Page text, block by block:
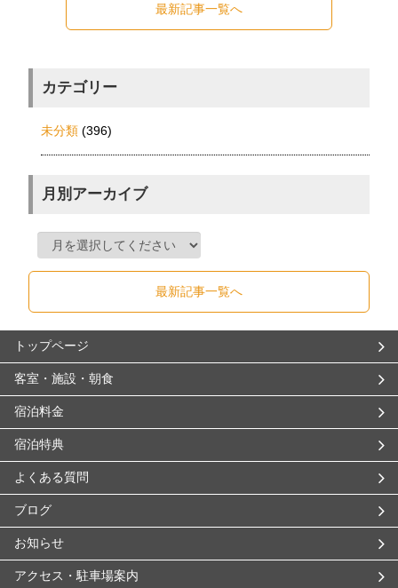
最新記事一覧へ
カテゴリー
未分類 (396)
月別アーカイブ
最新記事一覧へ
トップページ
客室・施設・朝食
宿泊料金
宿泊特典
よくある質問
ブログ
お知らせ
アクセス・駐車場案内